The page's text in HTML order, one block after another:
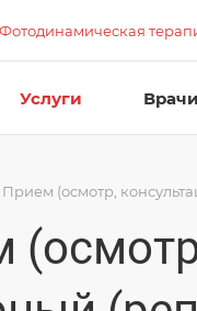
Фотодинамическая
Услуги Врачи
Прием (осмотр,